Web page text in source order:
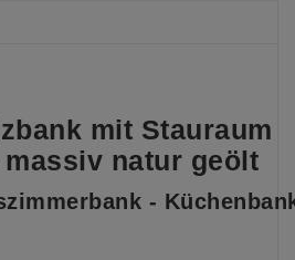
mit Stauraum
natur geölt
-